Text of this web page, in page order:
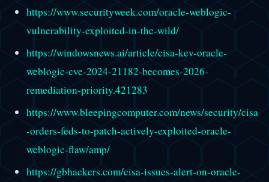
https://www.securityweek.com/oracle-weblogic-
vulnerability-exploited-in-the-wild/
https://windowsnews.ai/article/cisa-kev-oracle-
weblogic-cve-2024-21182-becomes-2026-
remediation-priority.421283
https://www.bleepingcomputer.com/news/security/cisa
-orders-feds-to-patch-actively-exploited-oracle-
weblogic-flaw/amp/
https://gbhackers.com/cisa-issues-alert-on-oracle-